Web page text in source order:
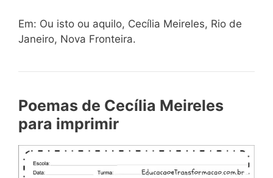
Em: Ou isto ou aquilo, Cecília Meireles, Rio de
Janeiro, Nova Fronteira.
Poemas de Cecília Meireles
para imprimir